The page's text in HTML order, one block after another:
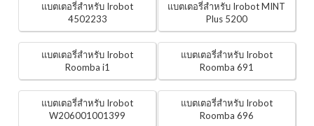
แบตเตอรี่สำหรับ Irobot
4502233
แบตเตอรี่สำหรับ Irobot MINT
Plus 5200
แบตเตอรี่สำหรับ Irobot
Roomba i1
แบตเตอรี่สำหรับ Irobot
Roomba 691
แบตเตอรี่สำหรับ Irobot
W206001001399
แบตเตอรี่สำหรับ Irobot
Roomba 696